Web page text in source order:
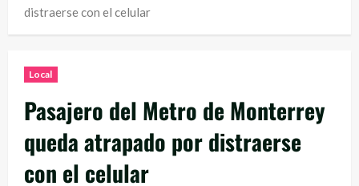
distraerse con el celular
Local
Pasajero del Metro de Monterrey
queda atrapado por distraerse
con el celular